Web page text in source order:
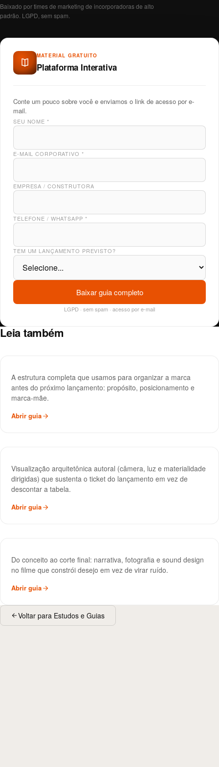
Baixado por times de marketing de incorporadoras de alto
padrão. LGPD, sem spam.
MATERIAL GRATUITO
Plataforma Interativa
Conte um pouco sobre você e enviamos o link de acesso por e-
mail.
SEU NOME *
E-MAIL CORPORATIVO *
EMPRESA / CONSTRUTORA
TELEFONE / WHATSAPP *
TEM UM LANÇAMENTO PREVISTO?
Baixar guia completo
LGPD · sem spam · acesso por e-mail
Leia também
Plataforma de Marca
A estrutura completa que usamos para organizar a marca
antes do próximo lançamento: propósito, posicionamento e
marca-mãe.
Abrir guia
Imagem 3D Dirigida
Visualização arquitetônica autoral (câmera, luz e materialidade
dirigidas) que sustenta o ticket do lançamento em vez de
descontar a tabela.
Abrir guia
Filme de Lançamento
Do conceito ao corte final: narrativa, fotografia e sound design
no filme que constrói desejo em vez de virar ruído.
Abrir guia
Voltar para Estudos e Guias